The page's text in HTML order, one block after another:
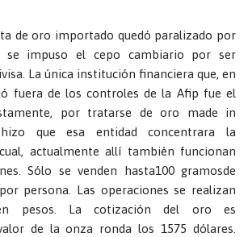
de oro importado quedó paralizado por
se impuso el cepo cambiario por ser
La única institución financiera que, en
fuera de los controles de la Afip fue el
por tratarse de oro made in
que esa entidad concentrara la
actualmente allí también funcionan
Sólo se venden hasta100 gramosde
persona. Las operaciones se realizan
en pesos. La cotización del oro es
de la onza ronda los 1575 dólares.